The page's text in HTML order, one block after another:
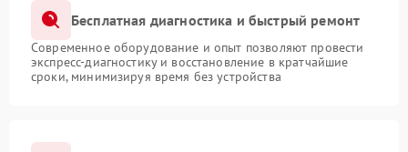
Бесплатная диагностика и быстрый ремонт
Современное оборудование и опыт позволяют провести
экспресс-диагностику и восстановление в кратчайшие
сроки, минимизируя время без устройства